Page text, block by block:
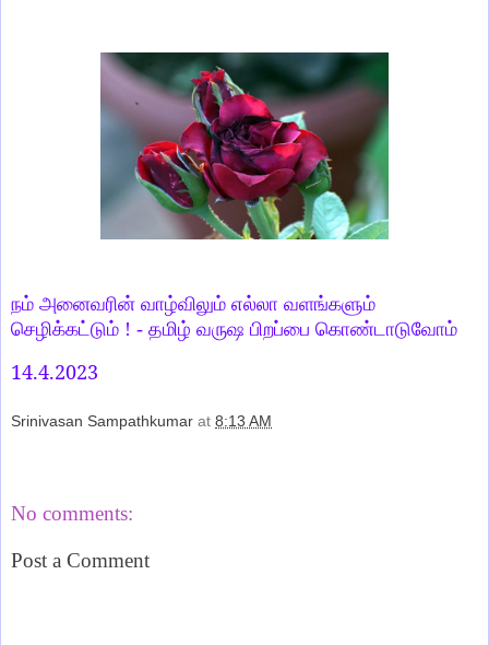
நம் அனைவரின் வாழ்விலும் எல்லா வளங்களும்
செழிக்கட்டும் ! - தமிழ் வருஷ பிறப்பை கொண்டாடுவோம்
14.4.2023
Srinivasan Sampathkumar at 8:13 AM
No comments:
Post a Comment